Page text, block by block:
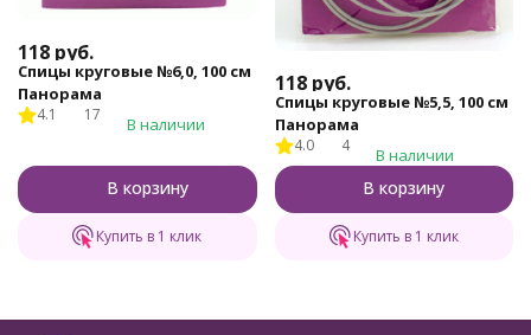
118 руб.
Спицы круговые №6,0, 100 см
Панорама
4.1 17 В наличии
В корзину
Купить в 1 клик
118 руб.
Спицы круговые №5,5, 100 см
Панорама
4.0 4 В наличии
В корзину
Купить в 1 клик